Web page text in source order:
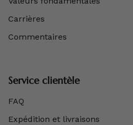
Carrières
Commentaires
Service clientèle
FAQ
Expédition et livraisons